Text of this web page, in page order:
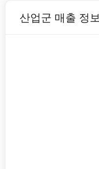
산업군 매출 정보